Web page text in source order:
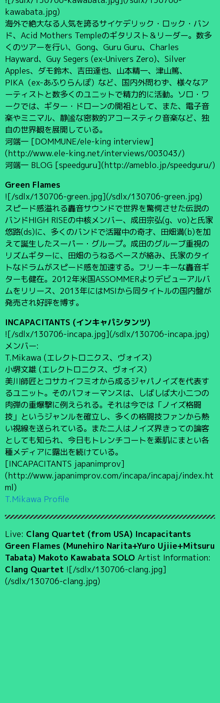
kawabata.jpg)
海外で絶大なる人気を誇るサイケデリック・ロック・バン
ド、Acid Mothers Templeのギタリスト＆リーダー。数多
くのツアーを行い、Gong、Guru Guru、Charles
Hayward、Guy Segers (ex-Univers Zero)、Silver
Apples、ダモ鈴木、吉田達也、山本精一、津山篤、
PIKA（ex-あふりらんぽ）など、国内外問わず、様々なア
ーティストと数多くのユニットで精力的に活動。ソロ・ワ
ークでは、ギター・ドローンの開祖として、また、電子音
楽やミニマル、静謐な密教的アコースティク音楽など、独
自の世界観を展開している。
河端一 [DOMMUNE/ele-king interview]
(http://www.ele-king.net/interviews/003043/)
河端一 BLOG [speedguru](http://ameblo.jp/speedguru/)
Green Flames
![/sdlx/130706-green.jpg](/sdlx/130706-green.jpg)
スピード感溢れる轟音サウンドで世界を驚愕させた伝説の
バンドHIGH RISEの中核メンバー、成田宗弘(g、vo)と氏家
悠路(ds)に、多くのバンドで活躍中の奇才、田畑満(b)を加
えて誕生したスーパー・グループ。成田のグルーブ重視の
リズムギターに、田畑のうねるベースが絡み、氏家のタイ
トなドラムがスピード感を加速する。フリーキーな轟音ギ
ターも健在。2012年米国ASSOMMERよりデビューアルバ
ムをリリース、2013年にはMSIから同タイトルの国内盤が
発売され好評を博す。
INCAPACITANTS (インキャパシタンツ)
![/sdlx/130706-incapa.jpg](/sdlx/130706-incapa.jpg)
メンバー:
T.Mikawa (エレクトロニクス、ヴォイス)
小堺文雄 (エレクトロニクス、ヴォイス)
美川師匠とコサカイフミオから成るジャパノイズを代表す
るユニット。そのパフォーマンスは、しばしば大小二つの
肉弾の重爆撃に例えられる。それは今では「ノイズ格闘
技」というジャンルを確立し、多くの格闘技ファンから熱
い視線を送られている。また二人はノイズ界きっての論客
としても知られ、今日もトレンチコートを素肌にまとい各
種メディアに露出を続けている。
[INCAPACITANTS japanimprov]
(http://www.japanimprov.com/incapa/incapaj/index.ht
ml)
T.Mikawa Profile
Live: Clang Quartet (from USA) Incapacitants
Green Flames (Munehiro Narita+Yuro Ujiie+Mitsuru
Tabata) Makoto Kawabata SOLO Artist Information:
Clang Quartet ![/sdlx/130706-clang.jpg]
(/sdlx/130706-clang.jpg)